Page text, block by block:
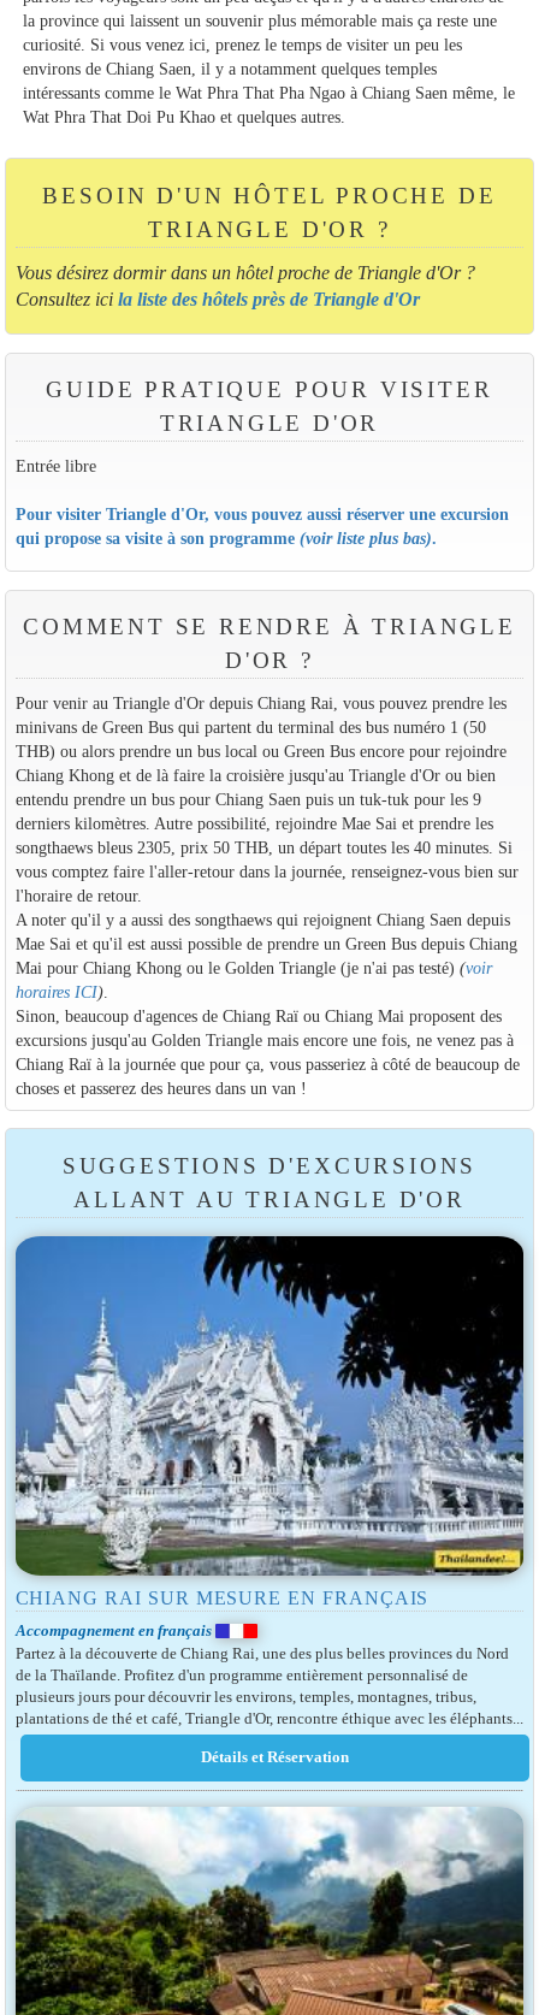
la province qui laissent un souvenir plus mémorable mais ça reste une
curiosité. Si vous venez ici, prenez le temps de visiter un peu les
environs de Chiang Saen, il y a notamment quelques temples
intéressants comme le Wat Phra That Pha Ngao à Chiang Saen même, le
Wat Phra That Doi Pu Khao et quelques autres.
BESOIN D'UN HÔTEL PROCHE DE
TRIANGLE D'OR ?
Vous désirez dormir dans un hôtel proche de Triangle d'Or ?
Consultez ici la liste des hôtels près de Triangle d'Or
GUIDE PRATIQUE POUR VISITER
TRIANGLE D'OR
Entrée libre
Pour visiter Triangle d'Or, vous pouvez aussi réserver une excursion
qui propose sa visite à son programme (voir liste plus bas).
COMMENT SE RENDRE À TRIANGLE
D'OR ?
Pour venir au Triangle d'Or depuis Chiang Rai, vous pouvez prendre les
minivans de Green Bus qui partent du terminal des bus numéro 1 (50
THB) ou alors prendre un bus local ou Green Bus encore pour rejoindre
Chiang Khong et de là faire la croisière jusqu'au Triangle d'Or ou bien
entendu prendre un bus pour Chiang Saen puis un tuk-tuk pour les 9
derniers kilomètres. Autre possibilité, rejoindre Mae Sai et prendre les
songthaews bleus 2305, prix 50 THB, un départ toutes les 40 minutes. Si
vous comptez faire l'aller-retour dans la journée, renseignez-vous bien sur
l'horaire de retour.
A noter qu'il y a aussi des songthaews qui rejoignent Chiang Saen depuis
Mae Sai et qu'il est aussi possible de prendre un Green Bus depuis Chiang
Mai pour Chiang Khong ou le Golden Triangle (je n'ai pas testé) (voir
horaires ICI).
Sinon, beaucoup d'agences de Chiang Raï ou Chiang Mai proposent des
excursions jusqu'au Golden Triangle mais encore une fois, ne venez pas à
Chiang Raï à la journée que pour ça, vous passeriez à côté de beaucoup de
choses et passerez des heures dans un van !
SUGGESTIONS D'EXCURSIONS
ALLANT AU TRIANGLE D'OR
CHIANG RAI SUR MESURE EN FRANÇAIS
Accompagnement en français
Partez à la découverte de Chiang Rai, une des plus belles provinces du Nord
de la Thaïlande. Profitez d'un programme entièrement personnalisé de
plusieurs jours pour découvrir les environs, temples, montagnes, tribus,
plantations de thé et café, Triangle d'Or, rencontre éthique avec les éléphants...